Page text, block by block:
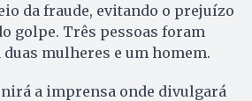
da fraude, evitando o prejuízo
golpe. Três pessoas foram
mulheres e um homem.
a imprensa onde divulgará